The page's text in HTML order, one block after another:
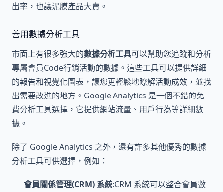
出率，也讓泥膜產品大賣。
善用數據分析工具
市面上有很多強大的數據分析工具可以幫助您追蹤和分析
專屬會員Code行銷活動的數據。這些工具可以提供詳細
的報告和視覺化圖表，讓您更輕鬆地瞭解活動成效，並找
出需要改進的地方。Google Analytics 是一個不錯的免
費分析工具選擇，它提供網站流量、用戶行為等詳細數
據。
除了 Google Analytics 之外，還有許多其他優秀的數據
分析工具可供選擇，例如：
會員關係管理(CRM) 系統:CRM 系統可以整合會員數